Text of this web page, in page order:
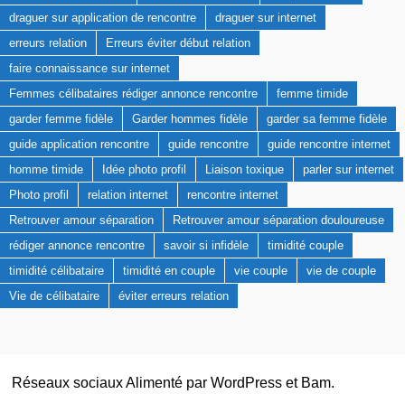
draguer sur application de rencontre
draguer sur internet
erreurs relation
Erreurs éviter début relation
faire connaissance sur internet
Femmes célibataires rédiger annonce rencontre
femme timide
garder femme fidèle
Garder hommes fidèle
garder sa femme fidèle
guide application rencontre
guide rencontre
guide rencontre internet
homme timide
Idée photo profil Liaison toxique
parler sur internet
Photo profil
relation internet
rencontre internet
Retrouver amour séparation
Retrouver amour séparation douloureuse
rédiger annonce rencontre
savoir si infidèle
timidité couple
timidité célibataire
timidité en couple vie couple
vie de couple
Vie de célibataire
éviter erreurs relation
Réseaux sociaux Alimenté par WordPresset Bam.